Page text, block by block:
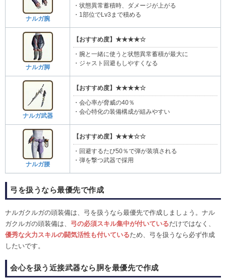
ナルガ腕
・状態異常蓄積時、ダメージが上がる
・1部位でLv3まで積める
ナルガ脚
【おすすめ度】★★★★☆
・腕と一緒に使うと状態異常蓄積が最大に
・ジャスト回避もしやすくなる
ナルガ武器
【おすすめ度】★★★★☆
・会心率が脅威の40％
・会心特化の装備構成が組みやすい
ナルガ腰
【おすすめ度】★★★☆☆
・回避するたび50％で弾が装填される
・弾を撃つ武器で採用
弓を扱うなら最優先で作成
ナルガクルガの頭装備は、弓を扱うなら最優先で作成しましょう。ナル
ガクルガの頭装備は、 弓の必須スキル集中が付いているだけではなく、
優秀な火力スキルの闘気活性も付いているため、弓を扱うなら必ず作成
したいです。
会心を扱う近接武器なら胴を最優先で作成